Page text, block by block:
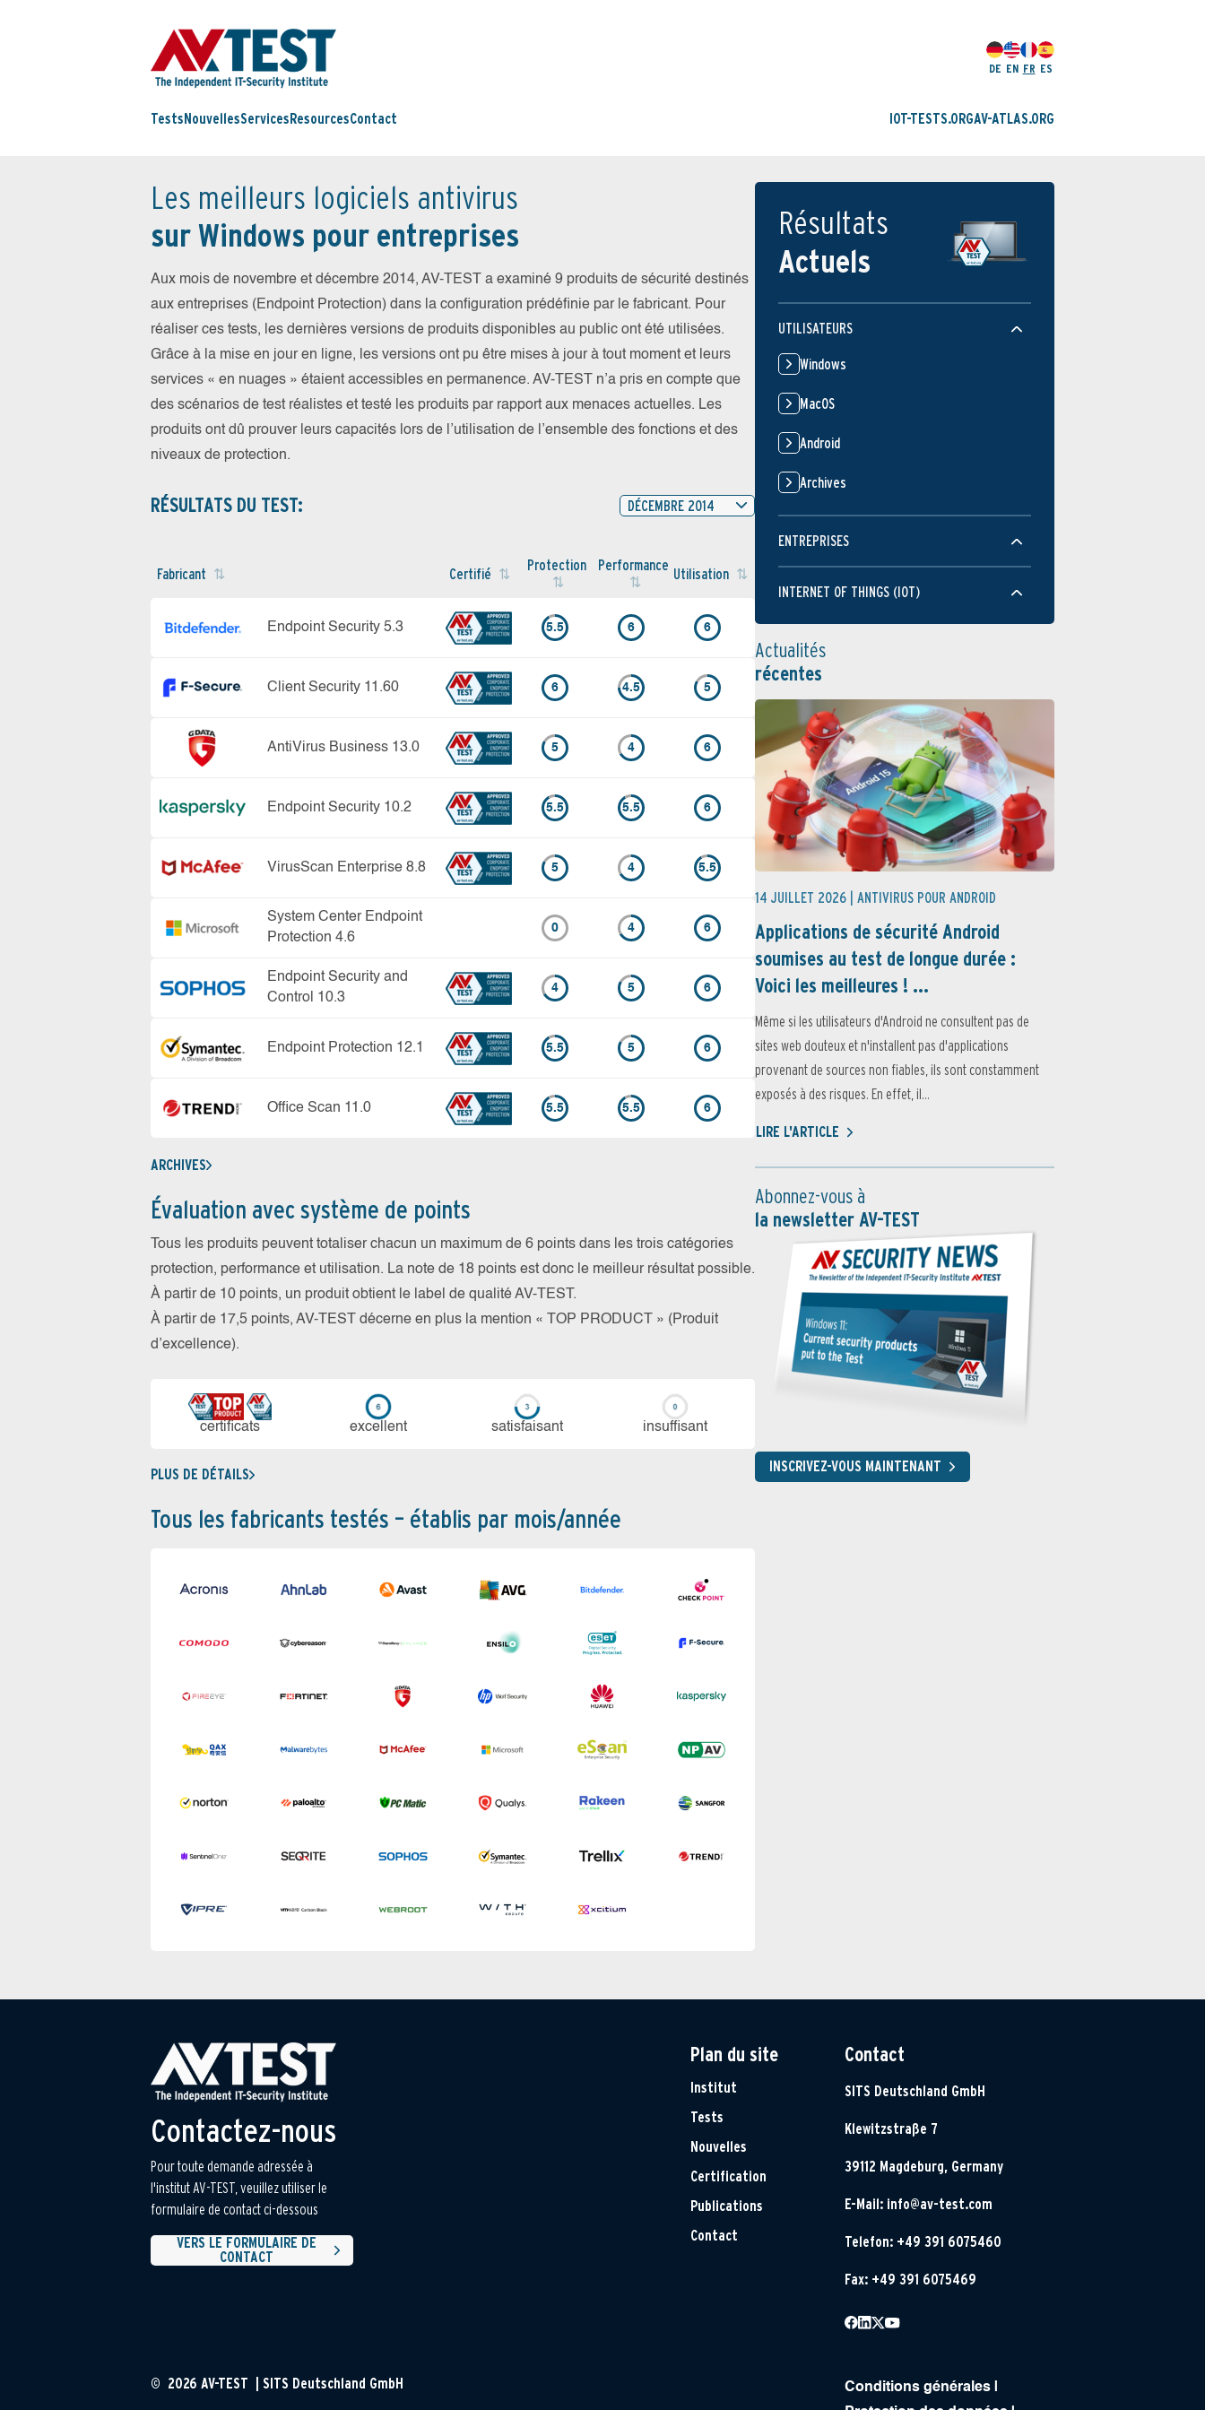
DE EN FR ES
Tests NouvellesServices ResourcesContact IOT-TESTS.ORGAV-ATLAS.ORG
Les meilleurs logiciels antivirus
sur Windows pour entreprises
Aux mois de novembre et décembre 2014, AV-TEST a examiné 9 produits de sécurité destinés
aux entreprises (Endpoint Protection) dans la configuration prédéfinie par le fabricant. Pour
réaliser ces tests, les dernières versions de produits disponibles au public ont été utilisées.
Grâce à la mise en jour en ligne, les versions ont pu être mises à jour à tout moment et leurs
services « en nuages » étaient accessibles en permanence. AV-TEST n’a pris en compte que
des scénarios de test réalistes et testé les produits par rapport aux menaces actuelles. Les
produits ont dû prouver leurs capacités lors de l’utilisation de l’ensemble des fonctions et des
niveaux de protection.
RÉSULTATS DU TEST: DÉCEMBRE 2014
Fabricant Certifié Protection Performance Utilisation
Endpoint Security 5.3 5.5 6 6
Client Security 11.60 6 4.5 5
AntiVirus Business 13.0 5 4 6
Endpoint Security 10.2 5.5 5.5 6
VirusScan Enterprise 8.8 5 4 5.5
System Center Endpoint
Protection 4.6
0 4 6
Endpoint Security and
Control 10.3
4 5 6
Endpoint Protection 12.1 5.5 5 6
Office Scan 11.0 5.5 5.5 6
ARCHIVES
Évaluation avec système de points
Tous les produits peuvent totaliser chacun un maximum de 6 points dans les trois catégories
protection, performance et utilisation. La note de 18 points est donc le meilleur résultat possible.
À partir de 10 points, un produit obtient le label de qualité AV-TEST.
À partir de 17,5 points, AV-TEST décerne en plus la mention « TOP PRODUCT » (Produit
d’excellence).
certi­ficats ex­cellent sa­tis­fai­sant in­suf­fi­sant
PLUS DE DÉTAILS
Tous les fabricants testés – établis par mois/année
Résultats
Actuels
UTILISATEURS
Windows
MacOS
Android
Archives
ENTREPRISES
INTERNET OF THINGS (IOT)
Actualités
récentes
14 JUILLET 2026 | ANTIVIRUS POUR ANDROID
Applications de sécurité Android
soumises au test de longue durée :
Voici les meilleures ! ...
Même si les utilisateurs d'Android ne consultent pas de
sites web douteux et n'installent pas d'applications
provenant de sources non fiables, ils sont constamment
exposés à des risques. En effet, il...
LIRE L'ARTICLE
Abonnez-vous à
la newsletter AV-TEST
INSCRIVEZ-VOUS MAINTENANT
Contactez-nous
Pour toute demande adressée à
l'institut AV-TEST, veuillez utiliser le
formulaire de contact ci-dessous
VERS LE FORMULAIRE DE
CONTACT
Plan du site
Institut
Tests
Nouvelles
Certification
Publications
Contact
Contact
SITS Deutschland GmbH
Klewitzstraße 7
39112 Magdeburg, Germany
E-Mail: info@av-test.com
Telefon: +49 391 6075460
Fax: +49 391 6075469
Conditions générales
© 2026 AV-TEST | SITS Deutschland GmbH